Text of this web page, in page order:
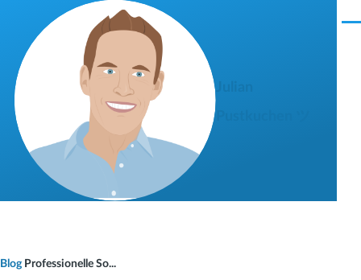
Direkt zum Inhalt
M
Blog Professionelle So...